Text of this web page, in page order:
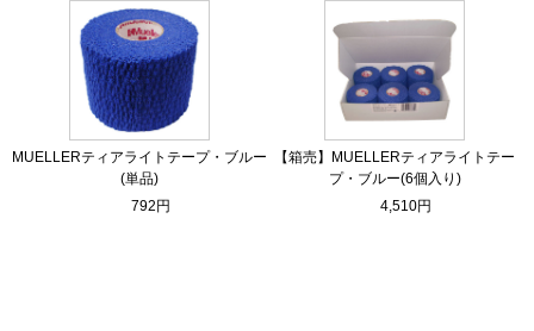
MUELLERティアライトテープ・ブルー
(単品)
792円
【箱売】MUELLERティアライトテー
プ・ブルー(6個入り)
4,510円